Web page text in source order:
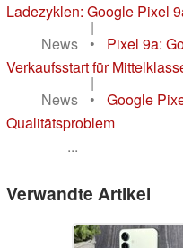
Ladezyklen: Google Pixel
|
News
•
Pixel 9a:
Verkaufsstart für
|
News
•
Google
Qualitätsproblem
...
Verwandte Artikel